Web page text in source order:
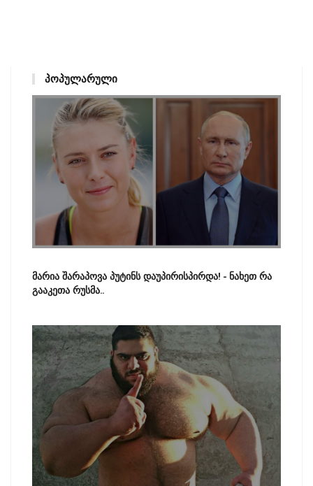
ᲞᲝᲞᲣᲚᲐᲠᲣᲚᲘ
მარია შარაპოვა პუტინს დაუპირისპირდა! - ნახეთ რა
გააკეთა რუსმა..